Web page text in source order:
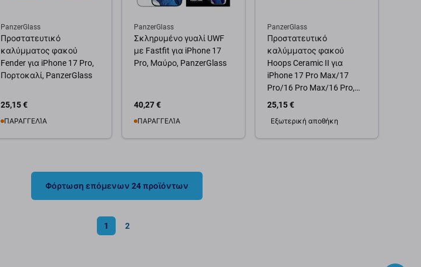
PanzerGlass
Προστατευτικό
καλύμματος φακού
Fender για iPhone 17 Pro,
Πορτοκαλί, PanzerGlass
25,15 €
ΠΑΡΑΓΓΕΛΊΑ
PanzerGlass
Σκληρυμένο γυαλί UWF
με Fastfit για iPhone 17
Pro, Μαύρο, PanzerGlass
40,27 €
ΠΑΡΑΓΓΕΛΊΑ
PanzerGlass
Προστατευτικό
καλύμματος φακού
Hoops Ceramic II για
iPhone 17 Pro Max/17
Pro/16 Pro Max/16 Pro,
μαύρο, PanzerGlass
25,15 €
Εξωτερική αποθήκη
Φόρτωση επόμενων 24 προϊόντων
1 2